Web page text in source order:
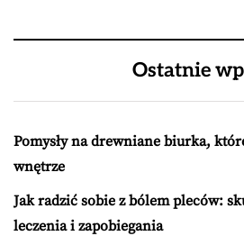
Ostatnie
Pomysły na drewniane biurka,
wnętrze
Jak radzić sobie z bólem pleców:
leczenia i zapobiegania